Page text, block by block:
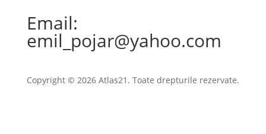
Email:
emil_pojar@yahoo.com
Copyright © 2026 Atlas21. Toate drepturile rezervate.